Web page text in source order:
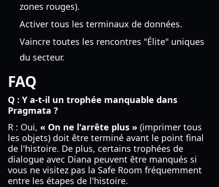
zones rouges).
Activer tous les terminaux de données.
Vaincre toutes les rencontres "Élite" uniques
du secteur.
FAQ
Q : Y a-t-il un trophée manquable dans
Pragmata ?
R : Oui, « On ne l'arrête plus » (imprimer tous
les objets) doit être terminé avant le point final
de l'histoire. De plus, certains trophées de
dialogue avec Diana peuvent être manqués si
vous ne visitez pas la Safe Room fréquemment
entre les étapes de l'histoire.